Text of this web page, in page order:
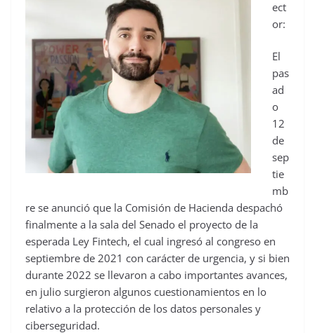
ect
or:
El
pas
ad
o
12
de
sep
tie
mb
re se anunció que la Comisión de Hacienda despachó
finalmente a la sala del Senado el proyecto de la
esperada Ley Fintech, el cual ingresó al congreso en
septiembre de 2021 con carácter de urgencia, y si bien
durante 2022 se llevaron a cabo importantes avances,
en julio surgieron algunos cuestionamientos en lo
relativo a la protección de los datos personales y
ciberseguridad.